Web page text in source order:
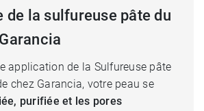
de la sulfureuse pâte du
application de la Sulfureuse pâte
chez Garancia, votre peau se
purifiée et les pores